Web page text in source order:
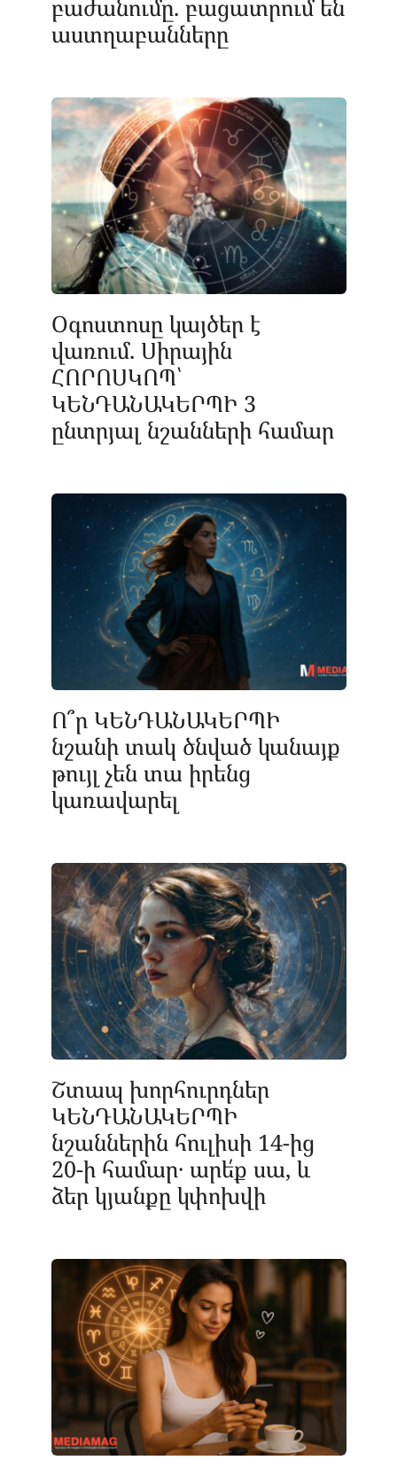
բաժանումը. բացատրում են
աստղաբանները
Օգոստոսը կայծեր է
վառում. Սիրային
ՀՈՐՈՍԿՈՊ՝
ԿԵՆԴԱՆԱԿԵՐՊԻ 3
ընտրյալ նշանների համար
Ո՞ր ԿԵՆԴԱՆԱԿԵՐՊԻ
նշանի տակ ծնված կանայք
թույլ չեն տա իրենց
կառավարել
Շտապ խորհուրդներ
ԿԵՆԴԱՆԱԿԵՐՊԻ
նշաններին հուլիսի 14-ից
20-ի համար․ արե՛ք սա, և
ձեր կյանքը կփոխվի